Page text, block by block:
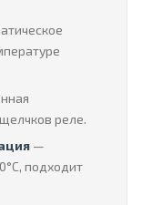
реле.
—
подходит